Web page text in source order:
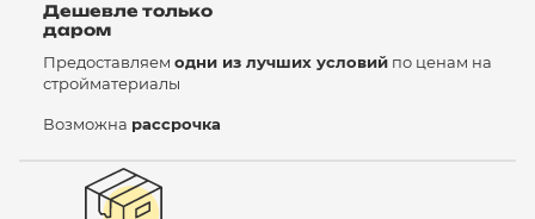
Дешевле только
даром
Предоставляем одни из лучших условий по ценам на
стройматериалы
Возможна рассрочка